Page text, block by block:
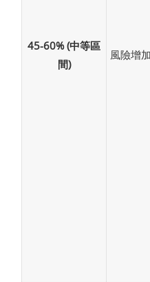
45-60% (中等區
間)
風險增加